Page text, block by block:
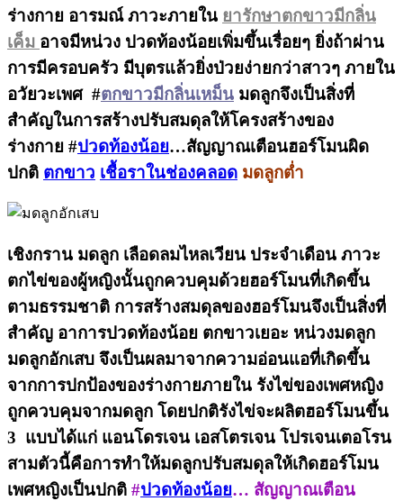
ร่างกาย อารมณ์ ภาวะภายใน ยารักษาตกขาวมีกลิ่น
เค็ม อาจมีหน่วง ปวดท้องน้อยเพิ่มขึ้นเรื่อยๆ ยิ่งถ้าผ่าน
การมีครอบครัว มีบุตรแล้วยิ่งป่วยง่ายกว่าสาวๆ ภายใน
อวัยวะเพศ #ตกขาวมีกลิ่นเหม็น มดลูกจึงเป็นสิ่งที่
สำคัญในการสร้างปรับสมดุลให้โครงสร้างของ
ร่างกาย #ปวดท้องน้อย…สัญญาณเตือนฮอร์โมนผิด
ปกติ ตกขาว เชื้อราในช่องคลอด มดลูกต่ำ
เชิงกราน มดลูก เลือดลมไหลเวียน ประจำเดือน ภาวะ
ตกไข่ของผู้หญิงนั้นถูกควบคุมด้วยฮอร์โมนที่เกิดขึ้น
ตามธรรมชาติ การสร้างสมดุลของฮอร์โมนจึงเป็นสิ่งที่
สำคัญ อาการปวดท้องน้อย ตกขาวเยอะ หน่วงมดลูก
มดลูกอักเสบ จึงเป็นผลมาจากความอ่อนแอที่เกิดขึ้น
จากการปกป้องของร่างกายภายใน รังไข่ของเพศหญิง
ถูกควบคุมจากมดลูก โดยปกติรังไข่จะผลิตฮอร์โมนขึ้น
3 แบบได้แก่ แอนโดรเจน เอสโตรเจน โปรเจนเตอโรน
สามตัวนี้คือการทำให้มดลูกปรับสมดุลให้เกิดฮอร์โมน
เพศหญิงเป็นปกติ #ปวดท้องน้อย… สัญญาณเตือน